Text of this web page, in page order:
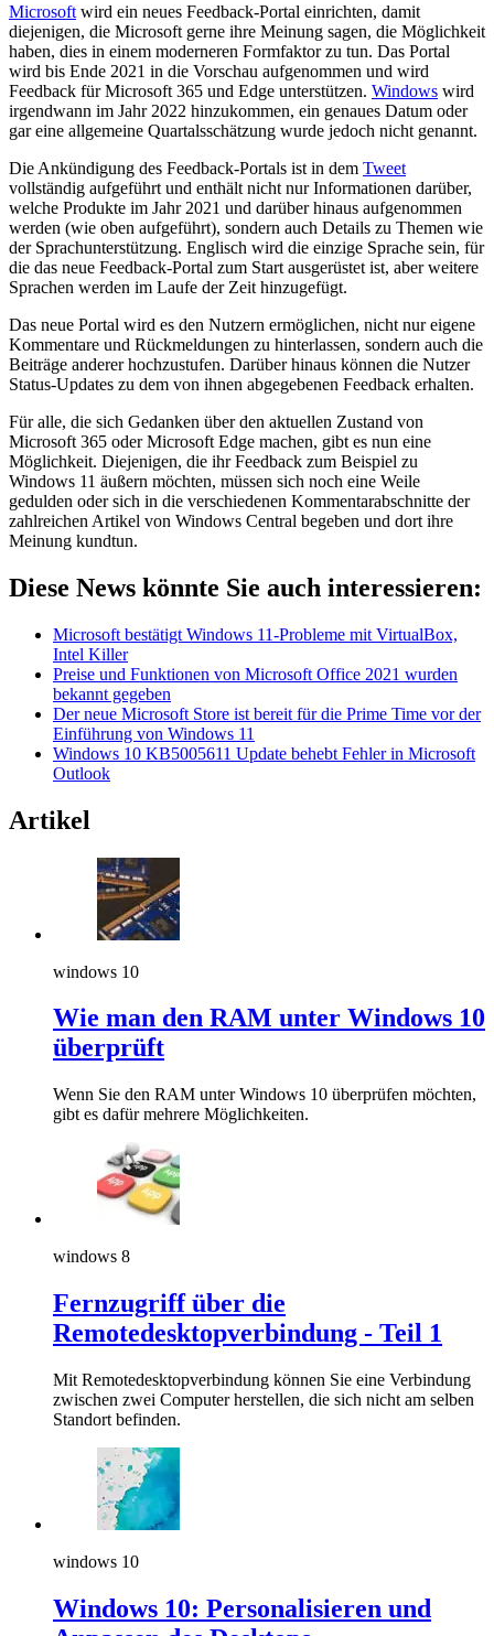
Microsoft wird ein neues Feedback-Portal einrichten, damit
diejenigen, die Microsoft gerne ihre Meinung sagen, die Möglichkeit
haben, dies in einem moderneren Formfaktor zu tun. Das Portal
wird bis Ende 2021 in die Vorschau aufgenommen und wird
Feedback für Microsoft 365 und Edge unterstützen. Windows wird
irgendwann im Jahr 2022 hinzukommen, ein genaues Datum oder
gar eine allgemeine Quartalsschätzung wurde jedoch nicht genannt.
Die Ankündigung des Feedback-Portals ist in dem Tweet
vollständig aufgeführt und enthält nicht nur Informationen darüber,
welche Produkte im Jahr 2021 und darüber hinaus aufgenommen
werden (wie oben aufgeführt), sondern auch Details zu Themen wie
der Sprachunterstützung. Englisch wird die einzige Sprache sein, für
die das neue Feedback-Portal zum Start ausgerüstet ist, aber weitere
Sprachen werden im Laufe der Zeit hinzugefügt.
Das neue Portal wird es den Nutzern ermöglichen, nicht nur eigene
Kommentare und Rückmeldungen zu hinterlassen, sondern auch die
Beiträge anderer hochzustufen. Darüber hinaus können die Nutzer
Status-Updates zu dem von ihnen abgegebenen Feedback erhalten.
Für alle, die sich Gedanken über den aktuellen Zustand von
Microsoft 365 oder Microsoft Edge machen, gibt es nun eine
Möglichkeit. Diejenigen, die ihr Feedback zum Beispiel zu
Windows 11 äußern möchten, müssen sich noch eine Weile
gedulden oder sich in die verschiedenen Kommentarabschnitte der
zahlreichen Artikel von Windows Central begeben und dort ihre
Meinung kundtun.
Diese News könnte Sie auch interessieren:
Microsoft bestätigt Windows 11-Probleme mit VirtualBox,
Intel Killer
Preise und Funktionen von Microsoft Office 2021 wurden
bekannt gegeben
Der neue Microsoft Store ist bereit für die Prime Time vor der
Einführung von Windows 11
Windows 10 KB5005611 Update behebt Fehler in Microsoft
Outlook
Artikel
windows 10
Wie man den RAM unter Windows 10
überprüft
Wenn Sie den RAM unter Windows 10 überprüfen möchten,
gibt es dafür mehrere Möglichkeiten.
windows 8
Fernzugriff über die
Remotedesktopverbindung - Teil 1
Mit Remotedesktopverbindung können Sie eine Verbindung
zwischen zwei Computer herstellen, die sich nicht am selben
Standort befinden.
windows 10
Windows 10: Personalisieren und